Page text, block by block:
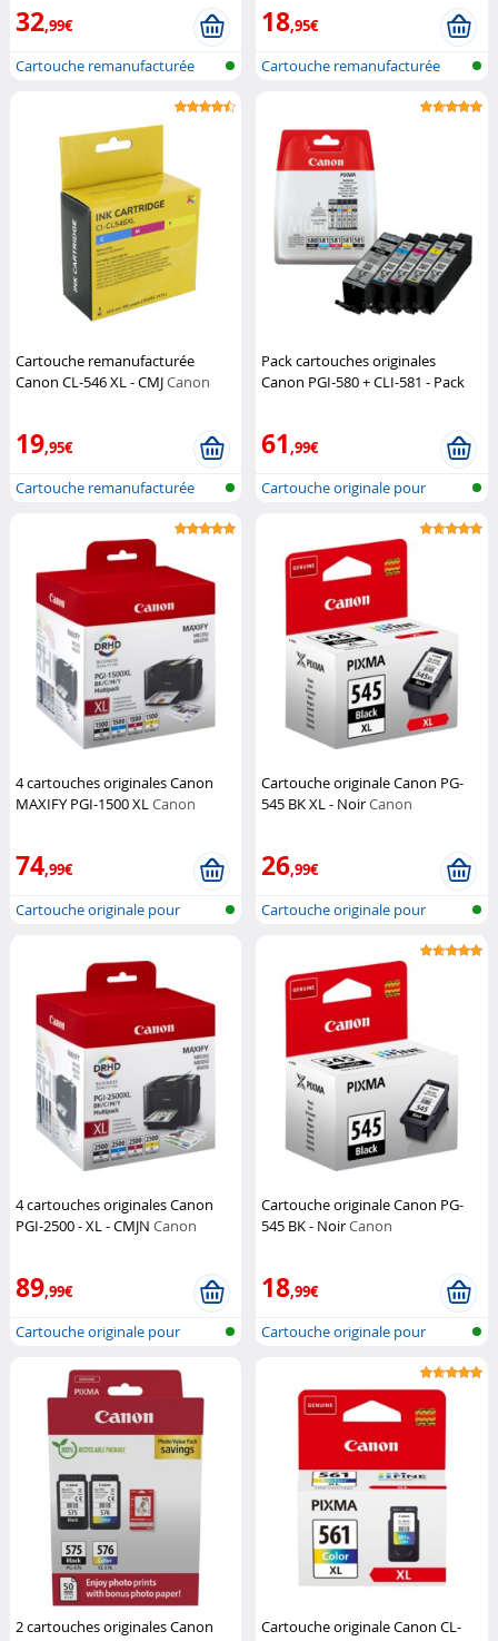
32,99€
Cartouche remanufacturée
18,95€
Cartouche remanufacturée
Cartouche remanufacturée
Canon CL-546 XL - CMJCanon
19,95€
Cartouche remanufacturée
Pack cartouches originales
Canon PGI-580 + CLI-581 - Pack
61,99€
Cartouche originale pour
4 cartouches originales Canon
MAXIFY PGI-1500 XLCanon
74,99€
Cartouche originale pour
Cartouche originale Canon PG-
545 BK XL - NoirCanon
26,99€
Cartouche originale pour
4 cartouches originales Canon
PGI-2500 - XL - CMJN Canon
89,99€
Cartouche originale pour
Cartouche originale Canon PG-
545 BK - NoirCanon
18,99€
Cartouche originale pour
2 cartouches originales Canon
Cartouche originale Canon CL-